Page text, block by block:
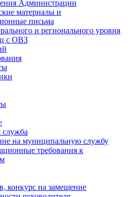
Администрации
материалы и
письма
и регионального уровня
с ОВЗ
на муниципальную службу
требования к
конкурс на замещение